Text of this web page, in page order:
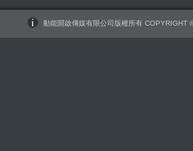
動能開啟傳媒有限公司版權所有